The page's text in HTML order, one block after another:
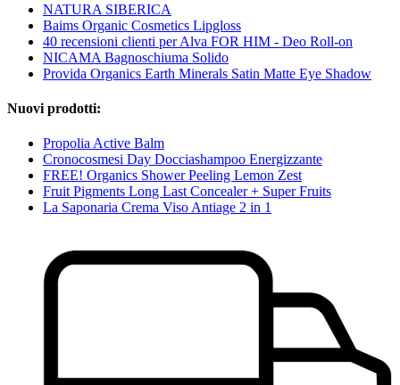
NATURA SIBERICA
Baims Organic Cosmetics Lipgloss
40 recensioni clienti per Alva FOR HIM - Deo Roll-on
NICAMA Bagnoschiuma Solido
Provida Organics Earth Minerals Satin Matte Eye Shadow
Nuovi prodotti:
Propolia Active Balm
Cronocosmesi Day Docciashampoo Energizzante
FREE! Organics Shower Peeling Lemon Zest
Fruit Pigments Long Last Concealer + Super Fruits
La Saponaria Crema Viso Antiage 2 in 1